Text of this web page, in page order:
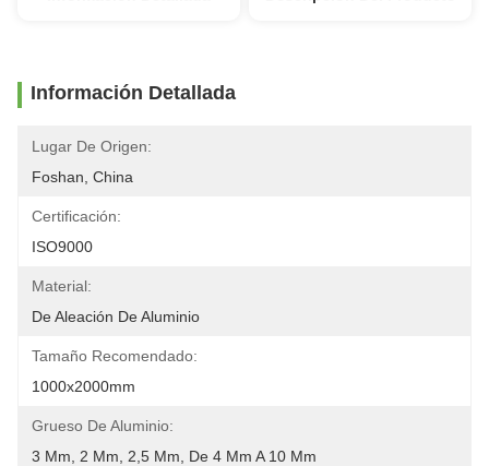
Información Detallada
Lugar De Origen:
Foshan, China
Certificación:
ISO9000
Material:
De Aleación De Aluminio
Tamaño Recomendado:
1000x2000mm
Grueso De Aluminio:
3 Mm, 2 Mm, 2,5 Mm, De 4 Mm A 10 Mm